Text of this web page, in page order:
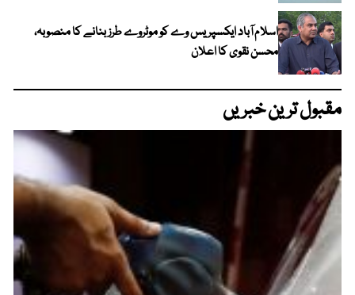
اسلام آباد ایکسپریس وے کو موٹروے طرز بنانے کا منصوبہ،
محسن نقوی کا اعلان
مقبول ترین خبریں